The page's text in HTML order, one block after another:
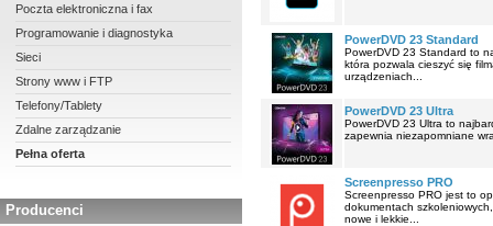
Poczta elektroniczna i fax
Programowanie i diagnostyka
Sieci
Strony www i FTP
Telefony/Tablety
Zdalne zarządzanie
Pełna oferta
Producenci
PowerDVD 23 Standard
PowerDVD 23 Standard to
która pozwala cieszyć się
urządzeniach...
PowerDVD 23 Ultra
PowerDVD 23 Ultra to
zapewnia niezapomniane
Screenpresso PRO
Screenpresso PRO jest to
dokumentach
nowe i lekkie...